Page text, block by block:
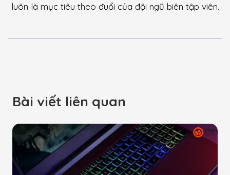
luôn là mục tiêu theo đuổi của đội ngũ biên tập viên.
Bài viết liên quan